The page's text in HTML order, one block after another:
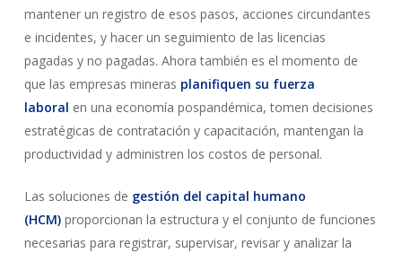
mantener un registro de esos pasos, acciones circundantes
e incidentes, y hacer un seguimiento de las licencias
pagadas y no pagadas. Ahora también es el momento de
que las empresas mineras planifiquen su fuerza
laboral en una economía pospandémica, tomen decisiones
estratégicas de contratación y capacitación, mantengan la
productividad y administren los costos de personal.
Las soluciones de gestión del capital humano
(HCM)proporcionan la estructura y el conjunto de funciones
necesarias para registrar, supervisar, revisar y analizar la